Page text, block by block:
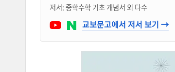
저서: 중학수학 기초 개념서 외 다수
Youtube네이버 블로그
교보문고에서 저서 보기 →
1학년 통합 개념서 구입 페이지